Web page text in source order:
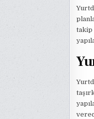
takip